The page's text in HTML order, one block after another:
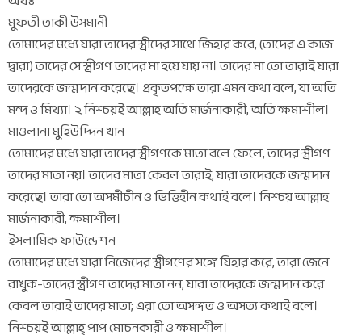
মুফতী তাকী উসমানী
তোমাদের মধ্যে যারা তাদের স্ত্রীদের সাথে জিহার করে, (তাদের এ কাজ
দ্বারা) তাদের সে স্ত্রীগণ তাদের মা হয়ে যায় না। তাদের মা তো তারাই যারা
তাদেরকে জন্মদান করেছে। প্রকৃতপক্ষে তারা এমন কথা বলে, যা অতি
মন্দ ও মিথ্যা। ২ নিশ্চয়ই আল্লাহ অতি মার্জনাকারী, অতি ক্ষমাশীল।
মাওলানা মুহিউদ্দিন খান
তোমাদের মধ্যে যারা তাদের স্ত্রীগণকে মাতা বলে ফেলে, তাদের স্ত্রীগণ
তাদের মাতা নয়। তাদের মাতা কেবল তারাই, যারা তাদেরকে জন্মদান
করেছে। তারা তো অসমীচীন ও ভিত্তিহীন কথাই বলে। নিশ্চয় আল্লাহ
মার্জনাকারী, ক্ষমাশীল।
ইসলামিক ফাউন্ডেশন
তোমাদের মধ্যে যারা নিজেদের স্ত্রীগণের সঙ্গে যিহার করে, তারা জেনে
রাখুক-তাদের স্ত্রীগণ তাদের মাতা নন, যারা তাদেরকে জন্মদান করে
কেবল তারাই তাদের মাতা; এরা তো অসঙ্গত ও অসত্য কথাই বলে।
নিশ্চয়ই আল্লাহ্ পাপ মোচনকারী ও ক্ষমাশীল।